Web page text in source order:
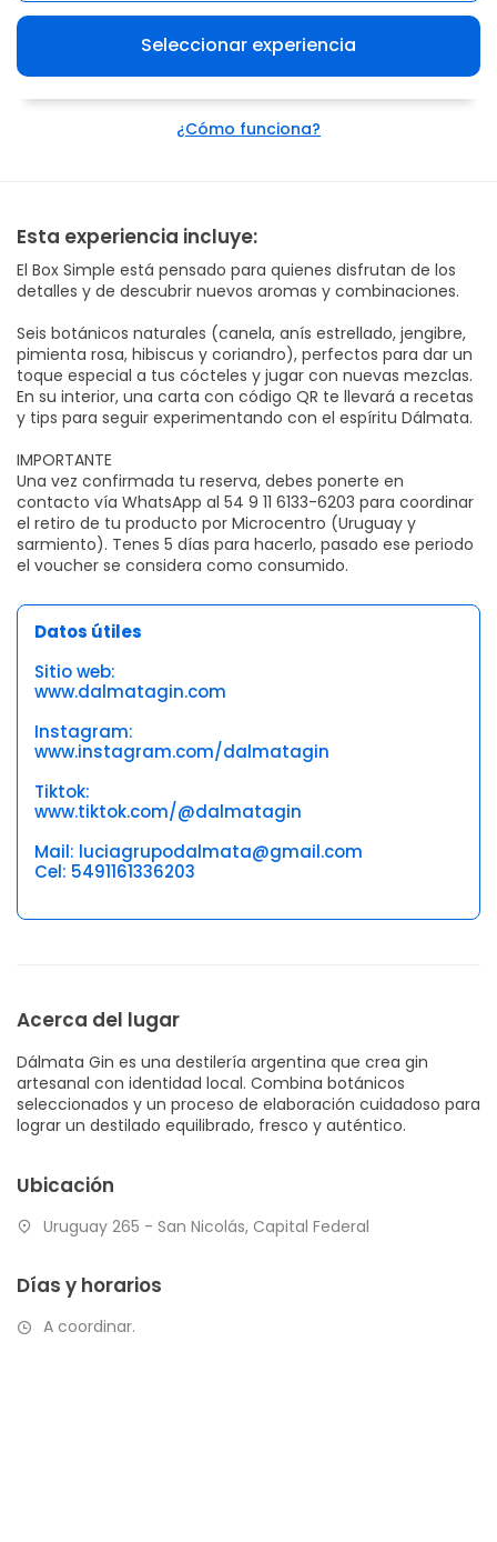
Seleccionar experiencia
¿Cómo funciona?
Esta experiencia incluye:
El Box Simple está pensado para quienes disfrutan de los
detalles y de descubrir nuevos aromas y combinaciones.
Seis botánicos naturales (canela, anís estrellado, jengibre,
pimienta rosa, hibiscus y coriandro), perfectos para dar un
toque especial a tus cócteles y jugar con nuevas mezclas.
En su interior, una carta con código QR te llevará a recetas
y tips para seguir experimentando con el espíritu Dálmata.
IMPORTANTE
Una vez confirmada tu reserva, debes ponerte en
contacto vía WhatsApp al 54 9 11 6133-6203 para coordinar
el retiro de tu producto por Microcentro (Uruguay y
sarmiento). Tenes 5 días para hacerlo, pasado ese periodo
el voucher se considera como consumido.
Datos útiles
Sitio web:
www.dalmatagin.com
Instagram:
www.instagram.com/dalmatagin
Tiktok:
www.tiktok.com/@dalmatagin
Mail: luciagrupodalmata@gmail.com
Cel: 5491161336203
Acerca del lugar
Dálmata Gin es una destilería argentina que crea gin
artesanal con identidad local. Combina botánicos
seleccionados y un proceso de elaboración cuidadoso para
lograr un destilado equilibrado, fresco y auténtico.
Ubicación
Uruguay 265 - San Nicolás, Capital Federal
Días y horarios
A coordinar.